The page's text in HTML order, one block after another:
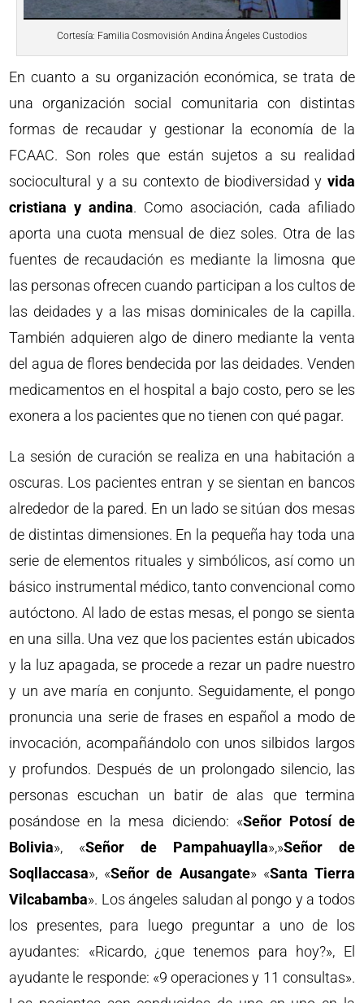
Cortesía: Familia Cosmovisión Andina Ángeles Custodios
En cuanto a su organización económica, se trata de
una organización social comunitaria con distintas
formas de recaudar y gestionar la economía de la
FCAAC. Son roles que están sujetos a su realidad
sociocultural y a su contexto de biodiversidad y vida
cristiana y andina. Como asociación, cada afiliado
aporta una cuota mensual de diez soles. Otra de las
fuentes de recaudación es mediante la limosna que
las personas ofrecen cuando participan a los cultos de
las deidades y a las misas dominicales de la capilla.
También adquieren algo de dinero mediante la venta
del agua de flores bendecida por las deidades. Venden
medicamentos en el hospital a bajo costo, pero se les
exonera a los pacientes que no tienen con qué pagar.
La sesión de curación se realiza en una habitación a
oscuras. Los pacientes entran y se sientan en bancos
alrededor de la pared. En un lado se sitúan dos mesas
de distintas dimensiones. En la pequeña hay toda una
serie de elementos rituales y simbólicos, así como un
básico instrumental médico, tanto convencional como
autóctono. Al lado de estas mesas, el pongo se sienta
en una silla. Una vez que los pacientes están ubicados
y la luz apagada, se procede a rezar un padre nuestro
y un ave maría en conjunto. Seguidamente, el pongo
pronuncia una serie de frases en español a modo de
invocación, acompañándolo con unos silbidos largos
y profundos. Después de un prolongado silencio, las
personas escuchan un batir de alas que termina
posándose en la mesa diciendo: «Señor Potosí de
Bolivia», «Señor de Pampahuaylla»,»Señor de
Soqllaccasa», «Señor de Ausangate» «Santa Tierra
Vilcabamba». Los ángeles saludan al pongo y a todos
los presentes, para luego preguntar a uno de los
ayudantes: «Ricardo, ¿que tenemos para hoy?», El
ayudante le responde: «9 operaciones y 11 consultas».